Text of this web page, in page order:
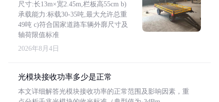
尺寸:长13m×宽2.45m,栏板高55cm b)
承载能力:标载30-35吨,最大允许总重
49吨 c)符合国家道路车辆外廓尺寸及
轴荷限值标准
2026年8月4日
光模块接收功率多少是正常
本文详细解答光模块接收功率的正常范围及影响因素，重